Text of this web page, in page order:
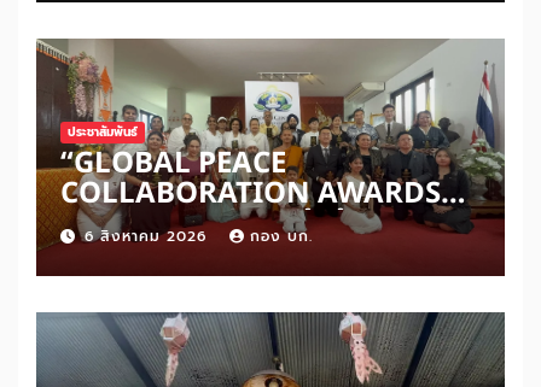
ประชาสัมพันธ์
“GLOBAL PEACE
COLLABORATION AWARDS
2026” เปิดเวทีเชิดชูผู้สร้าง
สันติภาพโลก ดันแนวคิด ‘สันติภาพ
เริ่มต้นจากหัวใจมนุษย์’ สู่ความร่วม
มือระดับนานาชาติ
6 สิงหาคม 2026 กอง บก.